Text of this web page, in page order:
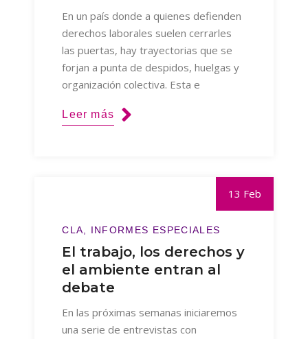
En un país donde a quienes defienden
derechos laborales suelen cerrarles
las puertas, hay trayectorias que se
forjan a punta de despidos, huelgas y
organización colectiva. Esta e
Leer más
13 Feb
CLA INFORMES ESPECIALES
El trabajo, los derechos y
el ambiente entran al
debate
En las próximas semanas iniciaremos
una serie de entrevistas con